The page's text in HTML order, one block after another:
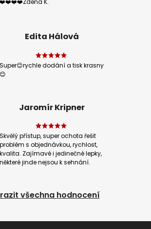
Edita Hálová
Super😊rychle dodání a tisk krasny
😊
Jaromír Kripner
Skvělý přístup, super ochota řešit
problém s objednávkou, rychlost,
kvalita. Zajímavé i jedinečné lepky,
některé jinde nejsou k sehnání.
všechna hodnocení